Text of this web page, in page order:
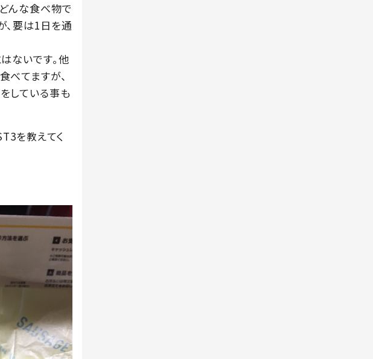
んな食べ物で
、要は1日を通
ないです。他
べてますが、
している事も
を教えてく